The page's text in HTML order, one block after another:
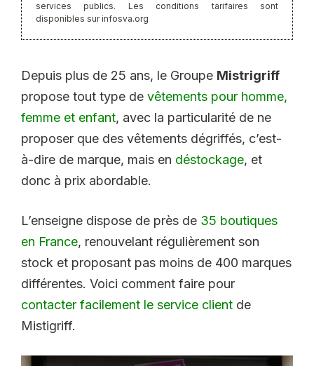
services publics. Les conditions tarifaires sont
disponibles sur infosva.org
Depuis plus de 25 ans, le Groupe Mistrigriff
propose tout type de vêtements pour homme,
femme et enfant, avec la particularité de ne
proposer que des vêtements dégriffés, c’est-
à-dire de marque, mais en déstockage, et
donc à prix abordable.
L’enseigne dispose de près de 35 boutiques
en France, renouvelant régulièrement son
stock et proposant pas moins de 400 marques
différentes. Voici comment faire pour
contacter facilement le service client de
Mistigriff.